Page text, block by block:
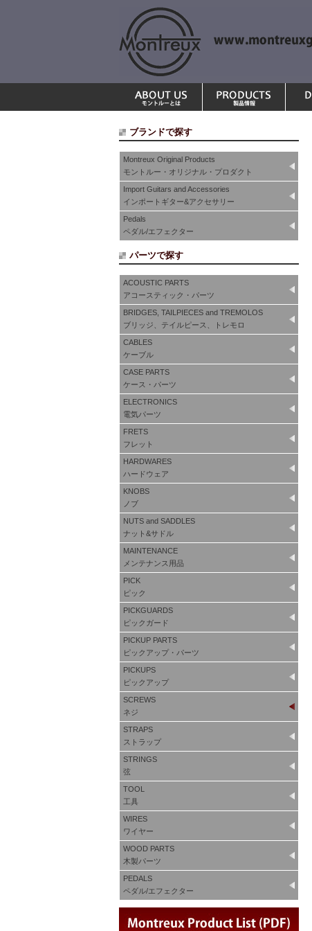
ブランドで探す
Montreux Original Products
モントルー・オリジナル・プロダクト
Import Guitars and Accessories
インポートギター&アクセサリー
Pedals
ペダル/エフェクター
パーツで探す
ACOUSTIC PARTS
アコースティック・パーツ
BRIDGES, TAILPIECES and TREMOLOS
ブリッジ、テイルピース、トレモロ
CABLES
ケーブル
CASE PARTS
ケース・パーツ
ELECTRONICS
電気パーツ
FRETS
フレット
HARDWARES
ハードウェア
KNOBS
ノブ
NUTS and SADDLES
ナット&サドル
MAINTENANCE
メンテナンス用品
PICK
ピック
PICKGUARDS
ピックガード
PICKUP PARTS
ピックアップ・パーツ
PICKUPS
ピックアップ
SCREWS
ネジ
STRAPS
ストラップ
STRINGS
弦
TOOL
工具
WIRES
ワイヤー
WOOD PARTS
木製パーツ
PEDALS
ペダル/エフェクター